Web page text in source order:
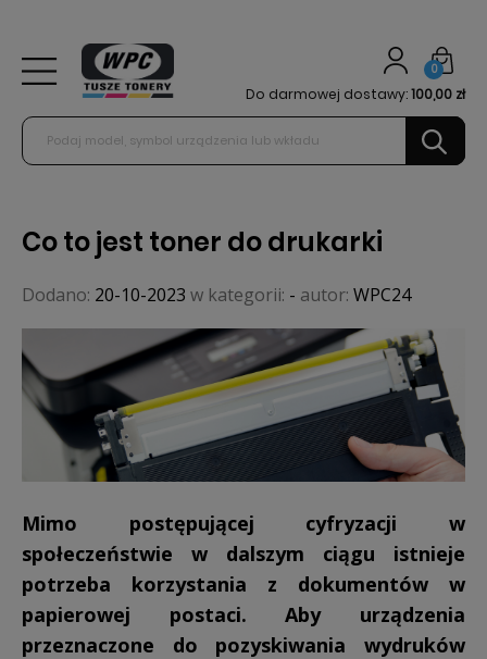
0
Do darmowej dostawy:100,00 zł
Co to jest toner do drukarki
Dodano: 20-10-2023 w kategorii: - autor: WPC24
Mimo postępującej cyfryzacji w
społeczeństwie w dalszym ciągu istnieje
potrzeba korzystania z dokumentów w
papierowej postaci. Aby urządzenia
przeznaczone do pozyskiwania wydruków